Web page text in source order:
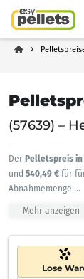
(57639) –
Der Pelletspreis
und 540,49 € für
Abnahmemenge ...
Mehr anzeigen
Lose